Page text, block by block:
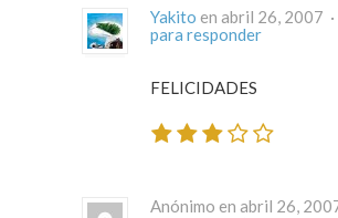
Yakito en abril 26, 2007 ·
para responder
FELICIDADES